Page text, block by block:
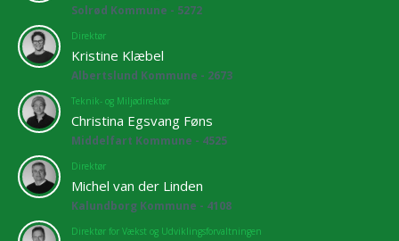
Solrød Kommune - 5272
Direktør
Kristine Klæbel
Albertslund Kommune - 2673
Teknik- og Miljødirektør
Christina Egsvang Føns
Middelfart Kommune - 4525
Direktør
Michel van der Linden
Kalundborg Kommune - 4108
Direktør for Vækst og Udviklingsforvaltningen